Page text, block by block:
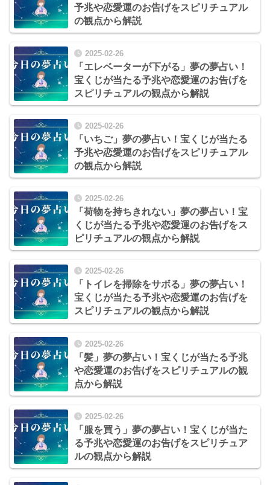
予兆や恋愛運のお告げをスピリチュアル
の観点から解説
2025-02-26
「エレベーターが下がる」夢の夢占い！
宝くじが当たる予兆や恋愛運のお告げを
スピリチュアルの観点から解説
2025-02-26
「いちご」夢の夢占い！宝くじが当たる
予兆や恋愛運のお告げをスピリチュアル
の観点から解説
2025-02-26
「荷物を持ちきれない」夢の夢占い！宝
くじが当たる予兆や恋愛運のお告げをス
ピリチュアルの観点から解説
2025-02-26
「トイレを掃除をサボる」夢の夢占い！
宝くじが当たる予兆や恋愛運のお告げを
スピリチュアルの観点から解説
2025-02-26
「髪」夢の夢占い！宝くじが当たる予兆
や恋愛運のお告げをスピリチュアルの観
点から解説
2025-02-26
「服を買う」夢の夢占い！宝くじが当た
る予兆や恋愛運のお告げをスピリチュア
ルの観点から解説